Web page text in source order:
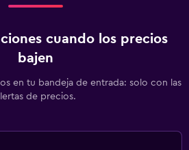
cuando los precios
bajen
en tu bandeja de entrada: solo con las
de precios.